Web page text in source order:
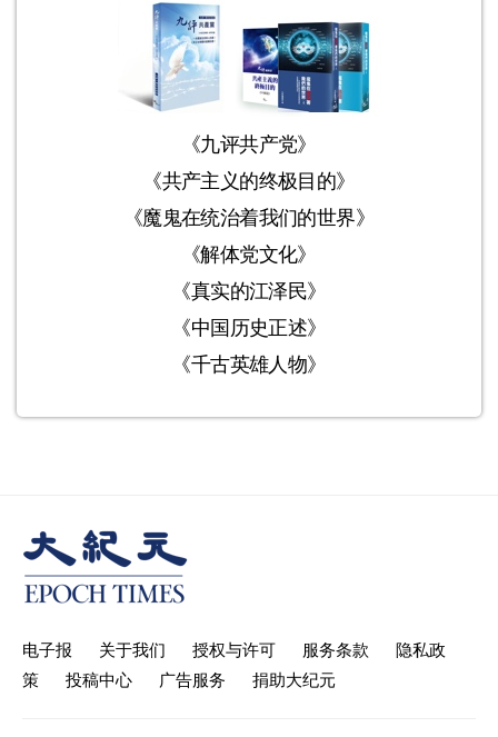
《九评共产党》
《共产主义的终极目的》
《魔鬼在统治着我们的世界》
《解体党文化》
《真实的江泽民》
《中国历史正述》
《千古英雄人物》
电子报 关于我们 授权与许可 服务条款
隐私政
策
投稿中心 广告服务 捐助大纪元